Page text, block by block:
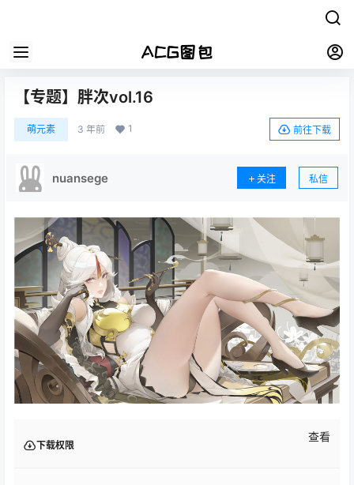
【专题】胖次vol.16
萌元素 3 年前 1 前往下载
nuansege 关注 私信
下载权限
查看